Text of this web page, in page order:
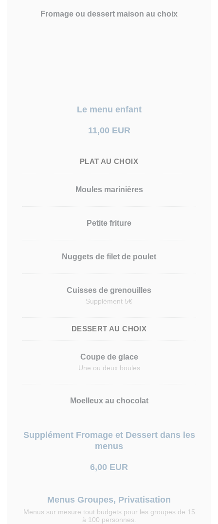
Fromage ou dessert maison au choix
Le menu enfant
11,00 EUR
PLAT AU CHOIX
Moules marinières
Petite friture
Nuggets de filet de poulet
Cuisses de grenouilles
Supplément 5€
DESSERT AU CHOIX
Coupe de glace
Une ou deux boules
Moelleux au chocolat
Supplément Fromage et Dessert dans les
menus
6,00 EUR
Menus Groupes, Privatisation
Menus sur mesure tout budgets pour les groupes de 15
à 100 personnes.